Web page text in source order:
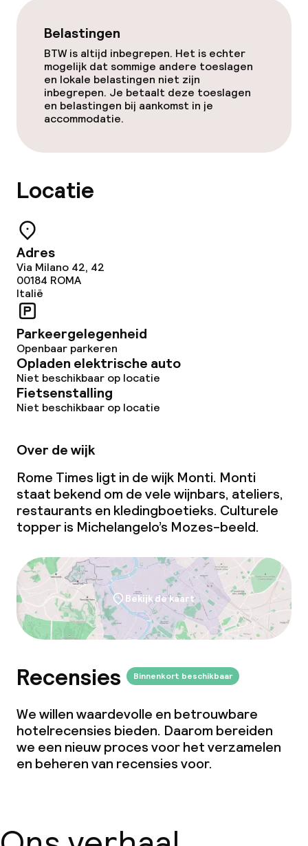
Beleid
Overal rookvrij
Kleine huisdieren toegestaan (minder
dan de 5 kg)
Belastingen
BTW is altijd inbegrepen. Het is echter
mogelijk dat sommige andere toeslagen
en lokale belastingen niet zijn
inbegrepen. Je betaalt deze toeslagen
en belastingen bij aankomst in je
accommodatie.
Locatie
Adres
Via Milano 42, 42
00184 ROMA
Italië
Parkeergelegenheid
Openbaar parkeren
Opladen elektrische auto
Niet beschikbaar op locatie
Fietsenstalling
Niet beschikbaar op locatie
Over de wijk
Rome Times ligt in de wijk Monti. Monti
staat bekend om de vele wijnbars, ateliers,
restaurants en kledingboetieks. Culturele
topper is Michelangelo’s Mozes-beeld.
Bekijk de kaart
Recensies Binnenkort beschikbaar
We willen waardevolle en betrouwbare
hotelrecensies bieden. Daarom bereiden
we een nieuw proces voor het verzamelen
en beheren van recensies voor.